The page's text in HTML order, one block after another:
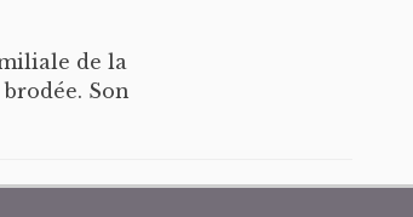
de la
Son